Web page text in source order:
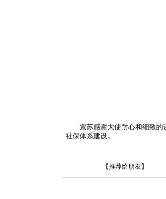
索苏感谢大使耐心和细致
社保体系建设。
【推荐给朋友】